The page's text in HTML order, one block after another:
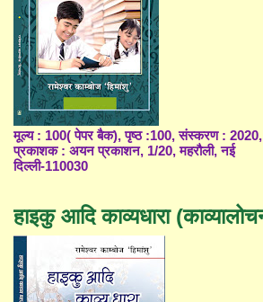
मूल्य : 100( पेपर बैक), पृष्ठ :100, संस्करण : 2020,
प्रकाशक : अयन प्रकाशन, 1/20, महरौली, नई
दिल्ली-110030
हाइकु आदि काव्यधारा